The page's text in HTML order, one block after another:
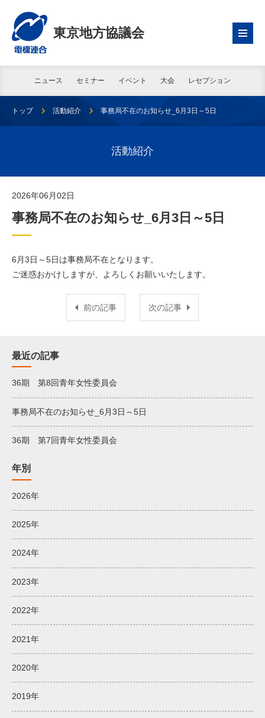
東京地方協議会
ニュース セミナー イベント 大会 レセプション
トップ 活動紹介 事務局不在のお知らせ_6月3日～5日
活動紹介
2026年06月02日
事務局不在のお知らせ_6月3日～5日
6月3日～5日は事務局不在となります。
ご迷惑おかけしますが、よろしくお願いいたします。
前の記事 次の記事
最近の記事
36期 第8回青年女性委員会
事務局不在のお知らせ_6月3日～5日
36期 第7回青年女性委員会
年別
2026年
2025年
2024年
2023年
2022年
2021年
2020年
2019年